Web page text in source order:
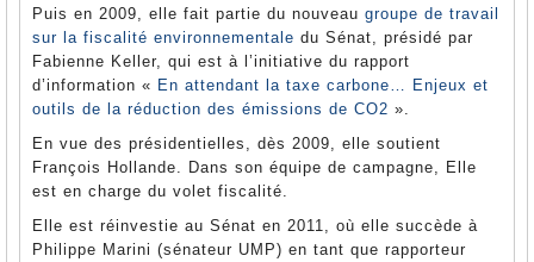
Puis en 2009, elle fait partie du nouveau groupe de travail
sur la fiscalité environnementale du Sénat, présidé par
Fabienne Keller, qui est à l’initiative du rapport
d’information « En attendant la taxe carbone… Enjeux et
outils de la réduction des émissions de CO2 ».
En vue des présidentielles, dès 2009, elle soutient
François Hollande. Dans son équipe de campagne, Elle
est en charge du volet fiscalité.
Elle est réinvestie au Sénat en 2011, où elle succède à
Philippe Marini (sénateur UMP) en tant que rapporteur